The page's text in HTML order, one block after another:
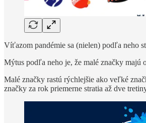
Víťazom pandémie sa (nielen) podľa neho
Mýtus podľa neho je, že malé značky majú
Malé značky rastú rýchlejšie ako veľké
značky za rok priemerne stratia až dve